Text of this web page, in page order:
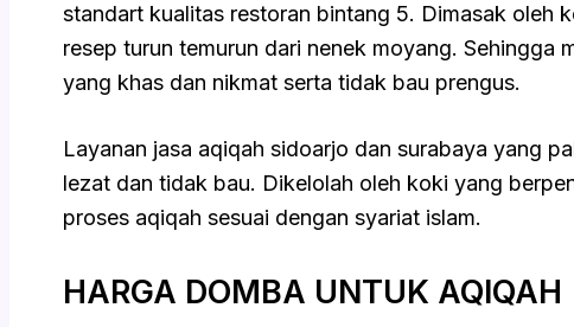
standart kualitas restoran bintang 5. Dimasak oleh
resep turun temurun dari nenek moyang. Sehingga
yang khas dan nikmat serta tidak bau prengus.
Layanan jasa aqiqah sidoarjo dan surabaya yang
lezat dan tidak bau. Dikelolah oleh koki yang
proses aqiqah sesuai dengan syariat islam.
HARGA DOMBA UNTUK AQIQAH